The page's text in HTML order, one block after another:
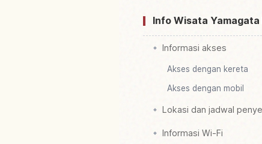
Info Wisata
Informasi akses
Akses dengan kereta
Akses dengan mobil
Lokasi dan jadwal
Informasi Wi-Fi